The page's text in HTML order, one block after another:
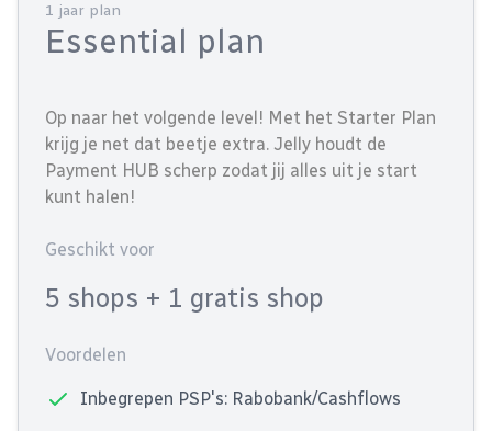
1 jaar plan
Essential plan
Op naar het volgende level! Met het Starter Plan
krijg je net dat beetje extra. Jelly houdt de
Payment HUB scherp zodat jij alles uit je start
kunt halen!
Geschikt voor
5 shops + 1 gratis shop
Voordelen
Inbegrepen PSP's: Rabobank/Cashflows